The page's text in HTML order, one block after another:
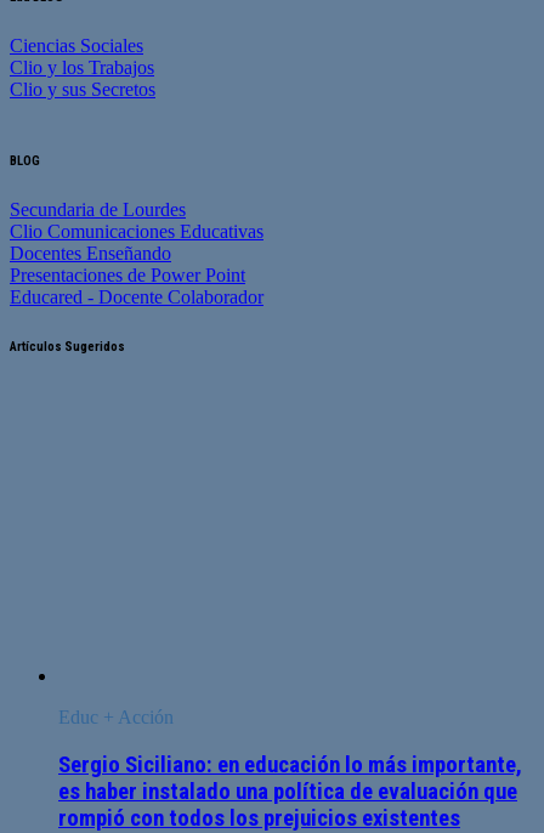
Ciencias Sociales
Clio y los Trabajos
Clio y sus Secretos
BLOG
Secundaria de Lourdes
Clio Comunicaciones Educativas
Docentes Enseñando
Presentaciones de Power Point
Educared - Docente Colaborador
Artículos Sugeridos
Educ + Acción
Sergio Siciliano: en educación lo más importante,
es haber instalado una política de evaluación que
rompió con todos los prejuicios existentes